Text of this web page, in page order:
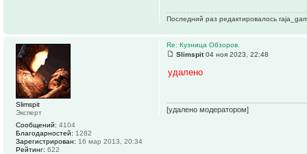
Последний раз редактировалось
Re: Кузница Обзоров.
Slimspit04 ноя 2023, 22:48
удалено
[удалено модератором]
Slimspit
Эксперт
Сообщений: 4104
Благодарностей: 1282
Зарегистрирован: 16 мар 2013, 20:34
Рейтинг: 622